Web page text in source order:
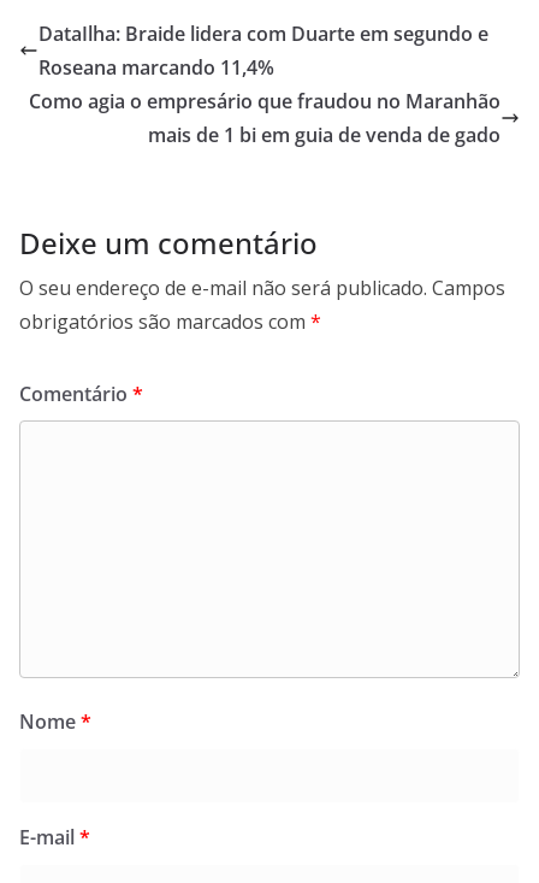
s
A
p
er b
o
o
k
gr
a
m
l l e
DataIlha: Braide lidera com Duarte em segundo e
Roseana marcando 11,4%
Como agia o empresário que fraudou no Maranhão
mais de 1 bi em guia de venda de gado
Deixe um comentário
O seu endereço de e-mail não será publicado. Campos
obrigatórios são marcados com *
Comentário *
Nome*
E-mail*